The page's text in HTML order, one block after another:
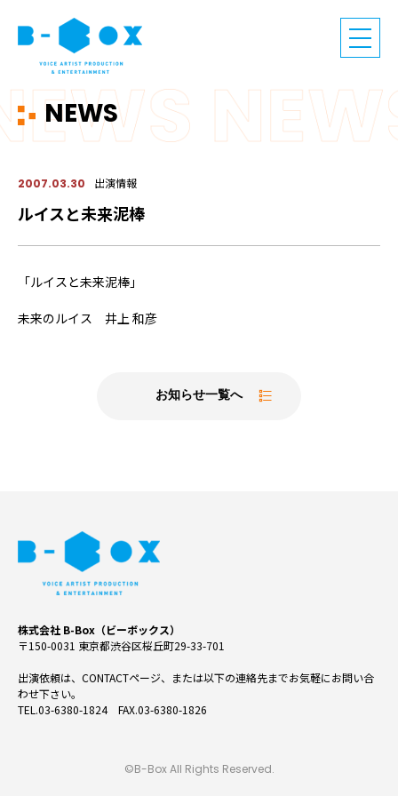
NEWS
2007.03.30 出演情報
ルイスと未来泥棒
「ルイスと未来泥棒」
未来のルイス 井上 和彦
お知らせ一覧へ
株式会社 B-Box（ビーボックス）
〒150-0031 東京都渋谷区桜丘町29-33-701
出演依頼は、CONTACTページ、または以下の連絡先までお気軽にお問い合
わせ下さい。
TEL.03-6380-1824 FAX.03-6380-1826
©B-Box All Rights Reserved.